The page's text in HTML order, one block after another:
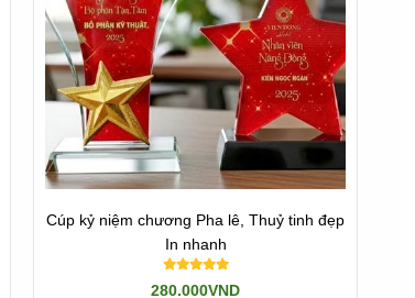
Cúp kỷ niệm chương Pha lê, Thuỷ tinh đẹp
In nhanh
280.000VND